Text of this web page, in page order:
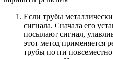
Если трубы
сигнала. Сначала его
посылают сигнал,
этот метод применяется
трубы почти